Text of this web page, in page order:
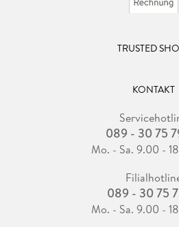
TRUSTED
KONTAKT
089 - 30 75
Mo. - Sa. 9.00 -
089 - 30 75
Mo. - Sa. 9.00 -